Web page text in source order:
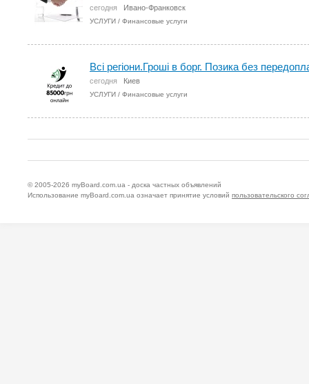
сегодня Ивано-Франковск
УСЛУГИ / Финансовые услуги
Всі регіони.Гроші в борг. Позика без
сегодня Киев
УСЛУГИ / Финансовые услуги
© 2005-2026 myBoard.com.ua - доска частных объявлений
Использование myBoard.com.ua означает принятие условий пользовательского